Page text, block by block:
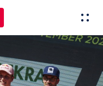
Erlebnisse Seiten